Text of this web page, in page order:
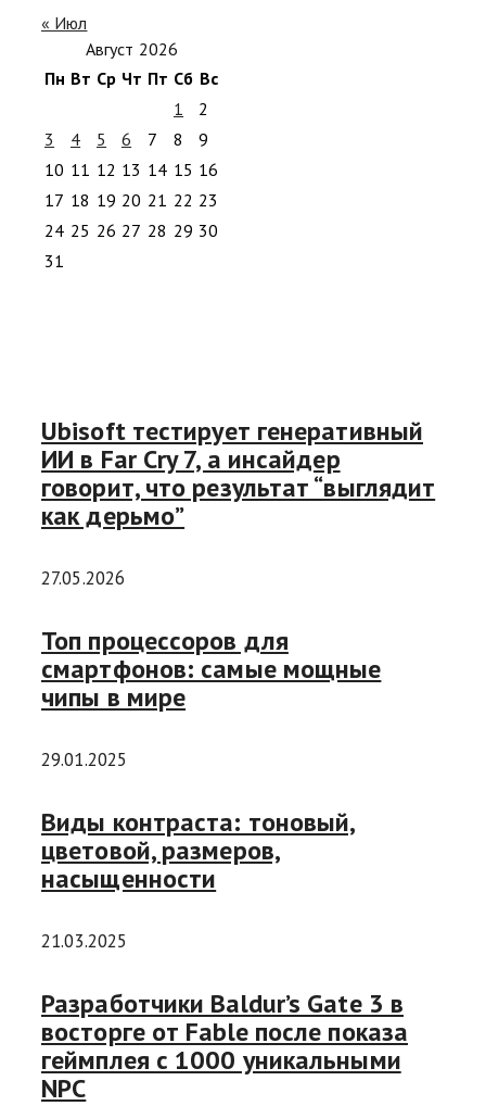
« Июл
Август 2026
Пн Вт Ср Чт Пт Сб Вс
1
2
3
4 5 6 7 8
9
10 11 12 13 14 15 16
17 18 19 20 21 22 23
24 25 26 27 28 29 30
31
Ubisoft тестирует генеративный
ИИ в Far Cry 7, а инсайдер
говорит, что результат “выглядит
как дерьмо”
27.05.2026
Топ процессоров для
смартфонов: самые мощные
чипы в мире
29.01.2025
Виды контраста: тоновый,
цветовой, размеров,
насыщенности
21.03.2025
Разработчики Baldur’s Gate 3 в
восторге от Fable после показа
геймплея с 1000 уникальными
NPC